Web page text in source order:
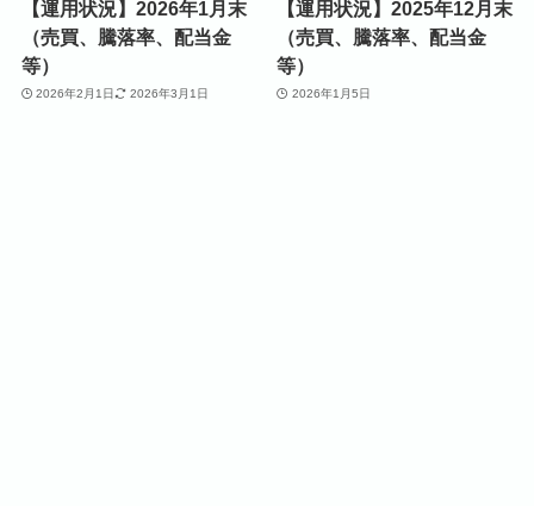
【運用状況】2026年1月末
（売買、騰落率、配当金
等）
2026年2月1日 2026年3月1日
【運用状況】2025年12月末
（売買、騰落率、配当金
等）
2026年1月5日